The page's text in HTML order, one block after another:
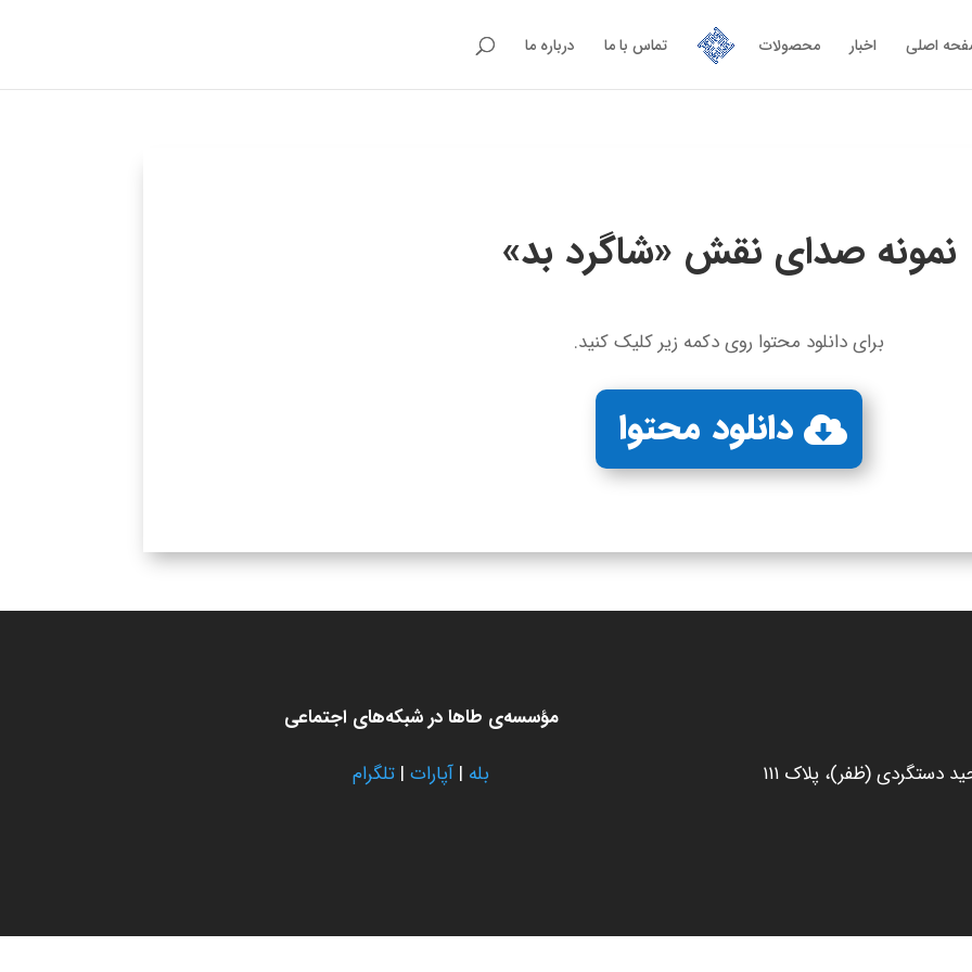
اصلی اخبار محصولات تماس با ما درباره ما
نمونه صدای نقش «شاگرد بد»
برای دانلود محتوا روی دکمه زیر کلیک کنید.
دانلود محتوا
دستگردی (ظفر)، پلاک ۱۱۱
مؤسسه‌ی طاها در شبکه‌های اجتماعی
بله | آپارات| تلگرام